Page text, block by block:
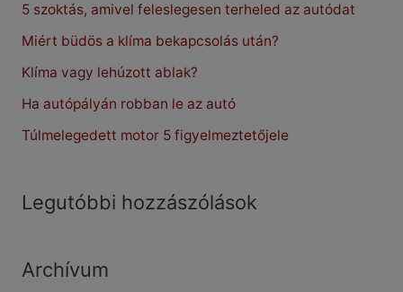
h
f
o
r
5 szoktás, amivel feleslegesen terheled az autódat
Miért büdös a klíma bekapcsolás után?
Klíma vagy lehúzott ablak?
Ha autópályán robban le az autó
Túlmelegedett motor 5 figyelmeztetőjele
Legutóbbi hozzászólások
Archívum